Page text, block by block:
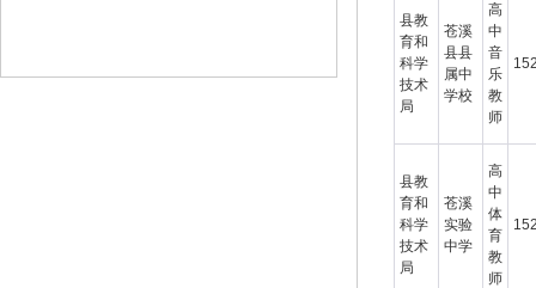
县教
育和
科学
技术
局
苍溪
县县
属中
学校
高
中
音
乐
教
师
县教
育和
科学
技术
局
苍溪
实验
中学
高
中
体
育
教
师